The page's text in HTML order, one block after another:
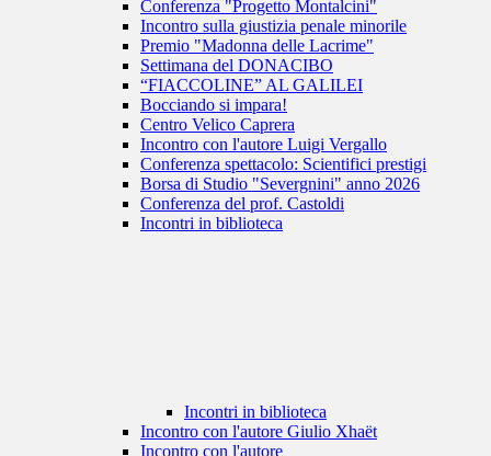
Conferenza "Progetto Montalcini"
Incontro sulla giustizia penale minorile
Premio "Madonna delle Lacrime"
Settimana del DONACIBO
“FIACCOLINE” AL GALILEI
Bocciando si impara!
Centro Velico Caprera
Incontro con l'autore Luigi Vergallo
Conferenza spettacolo: Scientifici prestigi
Borsa di Studio "Severgnini" anno 2026
Conferenza del prof. Castoldi
Incontri in biblioteca
Incontri in biblioteca
Incontro con l'autore Giulio Xhaët
Incontro con l'autore